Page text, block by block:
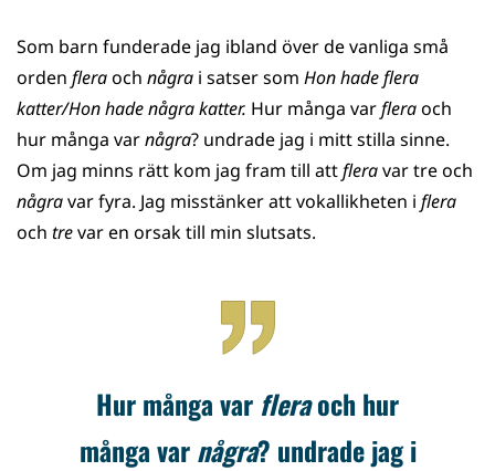
Som barn funderade jag ibland över de vanliga små
orden fleraoch några i satser som Hon hade flera
katter/Hon hade några katter. Hur många varfleraoch
hur många varnågra? undrade jag i mitt stilla sinne.
Om jag minns rätt kom jag fram till attfleravar tre och
någravar fyra. Jag misstänker att vokallikheten i flera
och trevar en orsak till min slutsats.
Hur många var fleraoch hur
många varnågra? undrade jag i